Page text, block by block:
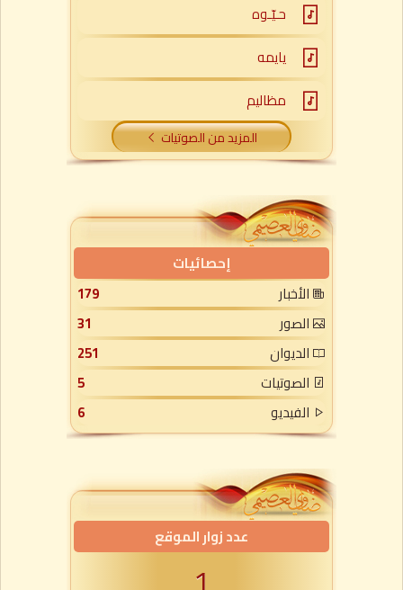
حـيّـوه
يايمه
مظاليم
المزيد من الصوتيات
إحصائيات
الأخبار
179
الصور
31
الديوان
251
الصوتيات
5
الفيديو
6
عدد زوار الموقع